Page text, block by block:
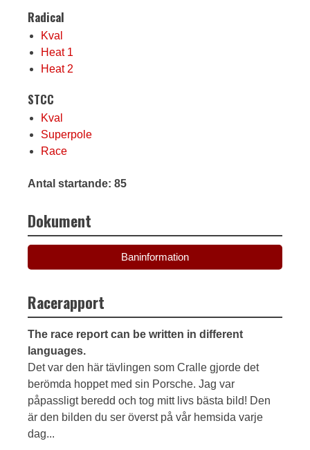
Radical
Kval
Heat 1
Heat 2
STCC
Kval
Superpole
Race
Antal startande: 85
Dokument
Baninformation
Racerapport
The race report can be written in different
languages.
Det var den här tävlingen som Cralle gjorde det
berömda hoppet med sin Porsche. Jag var
påpassligt beredd och tog mitt livs bästa bild! Den
är den bilden du ser överst på vår hemsida varje
dag...